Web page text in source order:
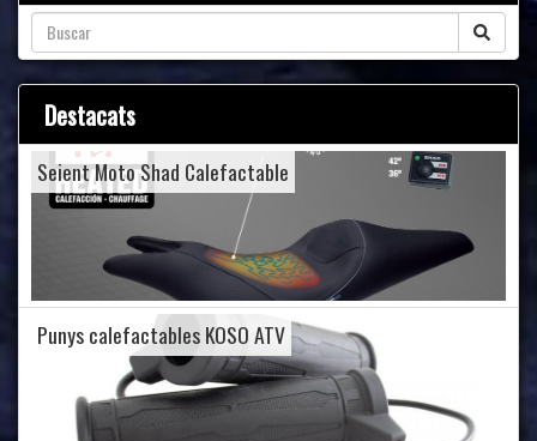
Destacats
Seient Moto Shad Calefactable
Punys calefactables KOSO ATV